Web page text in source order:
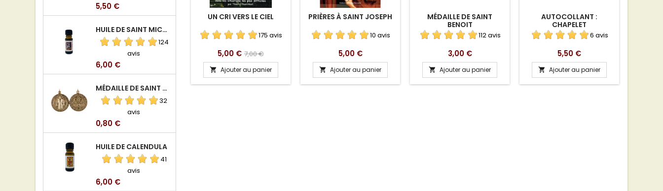
Prix
5,50 €
HUILE DE SAINT MICHEL ARCHANGE
124
avis
Prix
6,00 €
MÉDAILLE DE SAINT BENOIT EN ALUMINIUM
32
avis
Prix
0,80 €
HUILE DE CALENDULA
41
avis
Prix
6,00 €
UN CRI VERS LE CIEL
175 avis
Prix
5,00 € Prix
de
base
7,00 €
 Ajouter au panier
PRIÈRES À SAINT JOSEPH
10 avis
Prix
5,00 €
 Ajouter au panier
MÉDAILLE DE SAINT
BENOIT
112 avis
Prix
3,00 €
 Ajouter au panier
AUTOCOLLANT :
CHAPELET
6 avis
Prix
5,50 €
 Ajouter au panier